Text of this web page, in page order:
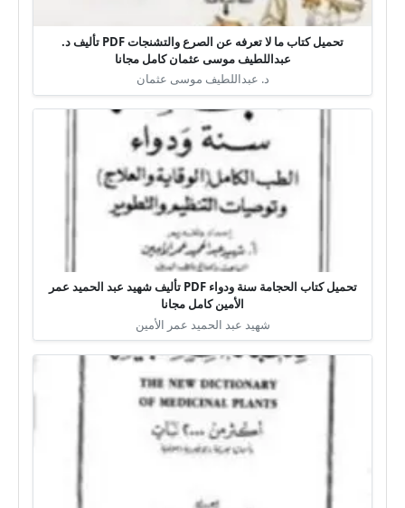
تحميل كتاب ما لا تعرفه عن الصرع والتشنجات PDF تأليف د.
عبداللطيف موسى عثمان كامل مجانا
د. عبداللطيف موسى عثمان
تحميل كتاب الحجامة سنة ودواء PDF تأليف شهيد عبد الحميد عمر
الأمين كامل مجانا
شهيد عبد الحميد عمر الأمين